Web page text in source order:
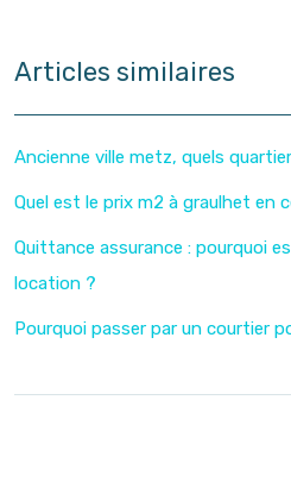
Articles similaires
Ancienne ville metz, quels
Quel est le prix m2 à graulhet en
Quittance assurance : pourquoi
location ?
Pourquoi passer par un courtier